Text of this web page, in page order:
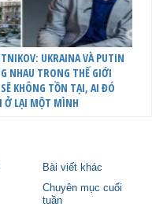
UKRAINA VÀ PUTIN
NHAU TRONG THẾ GIỚI
SẼ KHÔNG TỒN TẠI, AI ĐÓ
Ở LẠI MỘT MÌNH
Bài viết khác
Chuyên mục cuối
tuần